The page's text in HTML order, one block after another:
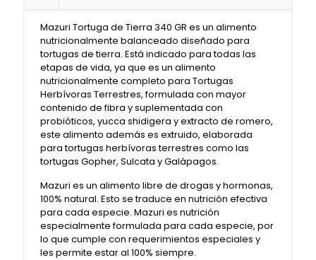
Mazuri Tortuga de Tierra 340 GR es un alimento
nutricionalmente balanceado diseñado para
tortugas de tierra. Está indicado para todas las
etapas de vida, ya que es un alimento
nutricionalmente completo para Tortugas
Herbívoras Terrestres, formulada con mayor
contenido de fibra y suplementada con
probióticos, yucca shidigera y extracto de romero,
este alimento además es extruido, elaborada
para tortugas herbívoras terrestres como las
tortugas Gopher, Sulcata y Galápagos.
Mazuri es un alimento libre de drogas y hormonas,
100% natural. Esto se traduce en nutrición efectiva
para cada especie. Mazuri es nutrición
especialmente formulada para cada especie, por
lo que cumple con requerimientos especiales y
les permite estar al 100% siempre.